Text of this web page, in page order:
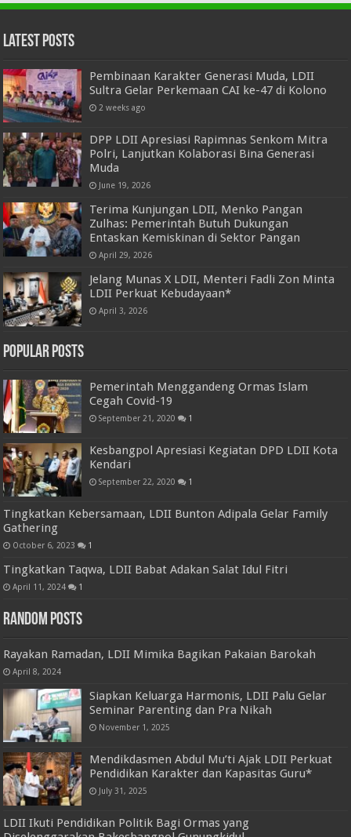
Latest Posts
Pembinaan Karakter Generasi Muda, LDII
Sultra Gelar Perkemaan CAI ke-47 di Kolono
2 weeks ago
DPP LDII Apresiasi Rapimnas Senkom Mitra
Polri, Lanjutkan Kolaborasi Bina Generasi
Muda
June 19, 2026
Terima Kunjungan LDII, Menko Pangan
Zulhas: Pemerintah Butuh Dukungan
Entaskan Kemiskinan di Sektor Pangan
April 29, 2026
Jelang Munas X LDII, Menteri Fadli Zon Minta
LDII Perkuat Kebudayaan*
April 3, 2026
Popular Posts
Pemerintah Menggandeng Ormas Islam
Cegah Covid-19
September 21, 2020 1
Kesbangpol Apresiasi Kegiatan DPD LDII Kota
Kendari
September 22, 2020 1
Tingkatkan Kebersamaan, LDII Bunton Adipala Gelar Family
Gathering
October 6, 2023 1
Tingkatkan Taqwa, LDII Babat Adakan Salat Idul Fitri
April 11, 2024 1
Random Posts
Rayakan Ramadan, LDII Mimika Bagikan Pakaian Barokah
April 8, 2024
Siapkan Keluarga Harmonis, LDII Palu Gelar
Seminar Parenting dan Pra Nikah
November 1, 2025
Mendikdasmen Abdul Mu’ti Ajak LDII Perkuat
Pendidikan Karakter dan Kapasitas Guru*
July 31, 2025
LDII Ikuti Pendidikan Politik Bagi Ormas yang